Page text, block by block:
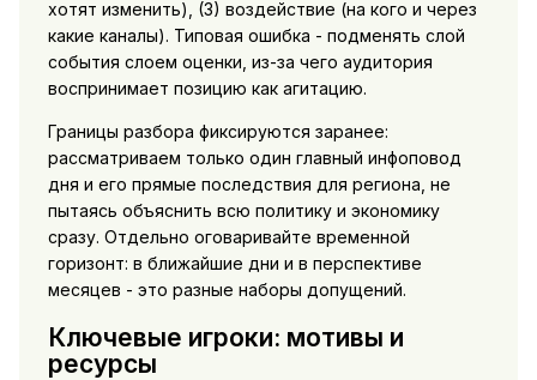
хотят изменить), (3) воздействие (на кого и через
какие каналы). Типовая ошибка - подменять слой
события слоем оценки, из-за чего аудитория
воспринимает позицию как агитацию.
Границы разбора фиксируются заранее:
рассматриваем только один главный инфоповод
дня и его прямые последствия для региона, не
пытаясь объяснить всю политику и экономику
сразу. Отдельно оговаривайте временной
горизонт: в ближайшие дни и в перспективе
месяцев - это разные наборы допущений.
Ключевые игроки: мотивы и
ресурсы